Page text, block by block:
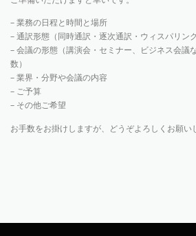
– 業務の日程と時間と場所
– 通訳形態（同時通訳・逐次通訳・ウィスパリン
– 会議の形態（講演会・セミナー、ビジネス会議
数）
– 業界・分野や会議の内容
– ご予算
– その他ご希望
お手数をお掛けしますが、どうぞよろしくお願い